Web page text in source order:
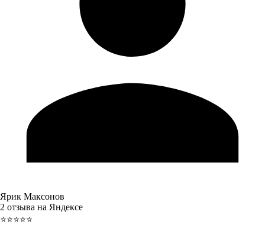
Ярик Максонов
2 отзыва на Яндексе
⭐⭐⭐⭐⭐